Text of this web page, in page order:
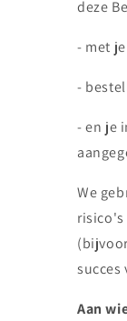
deze
- met
-
- en je
We
risico's
succes
Aan